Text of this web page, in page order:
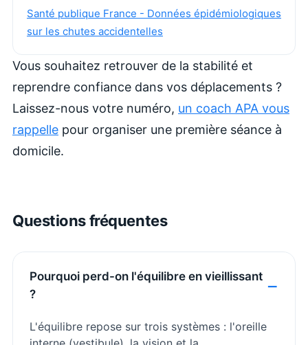
Santé publique France - Données épidémiologiques
sur les chutes accidentelles
Vous souhaitez retrouver de la stabilité et
reprendre confiance dans vos déplacements ?
Laissez-nous votre numéro, un coach APA vous
rappelle pour organiser une première séance à
domicile.
Questions fréquentes
Pourquoi perd-on l'équilibre en vieillissant
?
L'équilibre repose sur trois systèmes : l'oreille